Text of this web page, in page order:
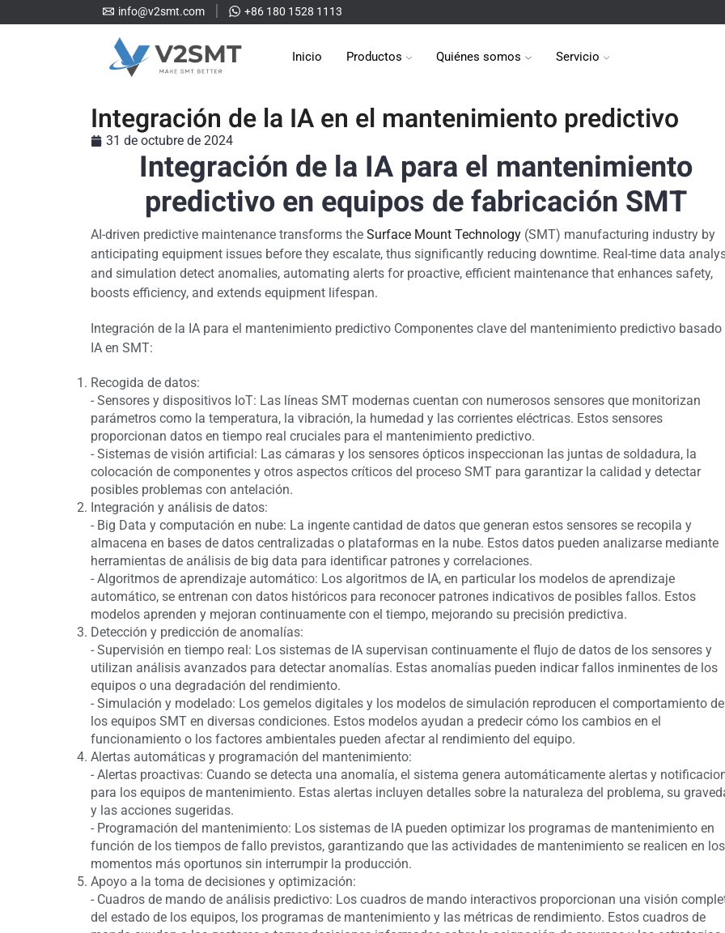
info@v2smt.com +86 180 1528 1113
Inicio Productos Quiénes somos Servicio
Integración de la IA en el mantenimiento predictivo
31 de octubre de 2024
Integración de la IA para el mantenimiento
predictivo en equipos de fabricación SMT
AI-driven predictive maintenance transforms the Surface Mount Technology (SMT) manufacturing industry by
anticipating equipment issues before they escalate, thus significantly reducing downtime. Real-time data
and simulation detect anomalies, automating alerts for proactive, efficient maintenance that enhances safety,
boosts efficiency, and extends equipment lifespan.
Integración de la IA para el mantenimiento predictivo Componentes clave del mantenimiento predictivo basado
IA en SMT:
Recogida de datos:
- Sensores y dispositivos IoT: Las líneas SMT modernas cuentan con numerosos sensores que monitorizan
parámetros como la temperatura, la vibración, la humedad y las corrientes eléctricas. Estos sensores
proporcionan datos en tiempo real cruciales para el mantenimiento predictivo.
- Sistemas de visión artificial: Las cámaras y los sensores ópticos inspeccionan las juntas de soldadura, la
colocación de componentes y otros aspectos críticos del proceso SMT para garantizar la calidad y detectar
posibles problemas con antelación.
Integración y análisis de datos:
- Big Data y computación en nube: La ingente cantidad de datos que generan estos sensores se recopila y
almacena en bases de datos centralizadas o plataformas en la nube. Estos datos pueden analizarse mediante
herramientas de análisis de big data para identificar patrones y correlaciones.
- Algoritmos de aprendizaje automático: Los algoritmos de IA, en particular los modelos de aprendizaje
automático, se entrenan con datos históricos para reconocer patrones indicativos de posibles fallos. Estos
modelos aprenden y mejoran continuamente con el tiempo, mejorando su precisión predictiva.
Detección y predicción de anomalías:
- Supervisión en tiempo real: Los sistemas de IA supervisan continuamente el flujo de datos de los sensores y
utilizan análisis avanzados para detectar anomalías. Estas anomalías pueden indicar fallos inminentes de los
equipos o una degradación del rendimiento.
- Simulación y modelado: Los gemelos digitales y los modelos de simulación reproducen el comportamiento de
los equipos SMT en diversas condiciones. Estos modelos ayudan a predecir cómo los cambios en el
funcionamiento o los factores ambientales pueden afectar al rendimiento del equipo.
Alertas automáticas y programación del mantenimiento:
- Alertas proactivas: Cuando se detecta una anomalía, el sistema genera automáticamente alertas y
para los equipos de mantenimiento. Estas alertas incluyen detalles sobre la naturaleza del problema, su
y las acciones sugeridas.
- Programación del mantenimiento: Los sistemas de IA pueden optimizar los programas de mantenimiento en
función de los tiempos de fallo previstos, garantizando que las actividades de mantenimiento se realicen en los
momentos más oportunos sin interrumpir la producción.
Apoyo a la toma de decisiones y optimización:
- Cuadros de mando de análisis predictivo: Los cuadros de mando interactivos proporcionan una visión
del estado de los equipos, los programas de mantenimiento y las métricas de rendimiento. Estos cuadros de